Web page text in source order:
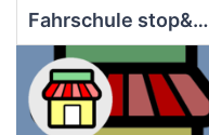
Fahrschule stop&go